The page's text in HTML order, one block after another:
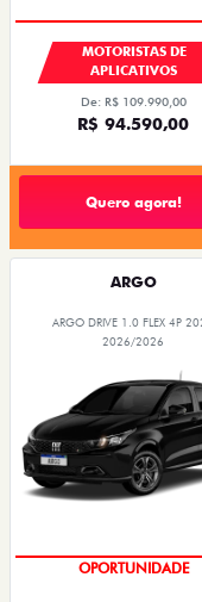
MOTORISTAS DE
APLICATIVOS
De: R$ 109.990,00
R$ 94.590,00
Quero agora!
ARGO
ARGO DRIVE 1.0 FLEX 4P
2026/2026
OPORTUNIDADE